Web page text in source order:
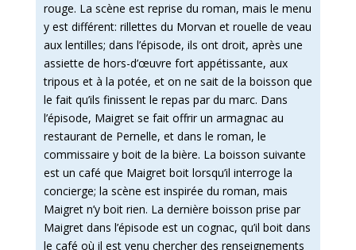
rouge. La scène est reprise du roman, mais le menu
y est différent: rillettes du Morvan et rouelle de veau
aux lentilles; dans l’épisode, ils ont droit, après une
assiette de hors-d’œuvre fort appétissante, aux
tripous et à la potée, et on ne sait de la boisson que
le fait qu’ils finissent le repas par du marc. Dans
l’épisode, Maigret se fait offrir un armagnac au
restaurant de Pernelle, et dans le roman, le
commissaire y boit de la bière. La boisson suivante
est un café que Maigret boit lorsqu’il interroge la
concierge; la scène est inspirée du roman, mais
Maigret n’y boit rien. La dernière boisson prise par
Maigret dans l’épisode est un cognac, qu’il boit dans
le café où il est venu chercher des renseignements